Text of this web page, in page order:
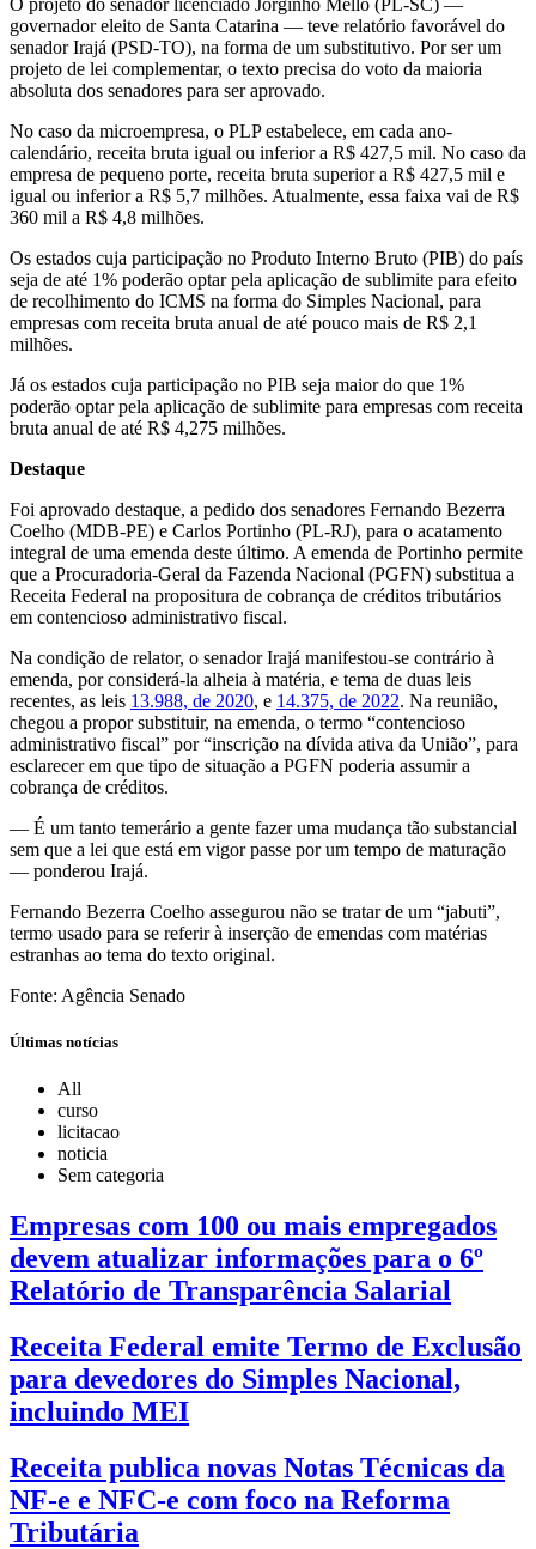
governador eleito de Santa Catarina — teve relatório favorável do
senador Irajá (PSD-TO), na forma de um substitutivo. Por ser um
projeto de lei complementar, o texto precisa do voto da maioria
absoluta dos senadores para ser aprovado.
No caso da microempresa, o PLP estabelece, em cada ano-
calendário, receita bruta igual ou inferior a R$ 427,5 mil. No caso da
empresa de pequeno porte, receita bruta superior a R$ 427,5 mil e
igual ou inferior a R$ 5,7 milhões. Atualmente, essa faixa vai de R$
360 mil a R$ 4,8 milhões.
Os estados cuja participação no Produto Interno Bruto (PIB) do país
seja de até 1% poderão optar pela aplicação de sublimite para efeito
de recolhimento do ICMS na forma do Simples Nacional, para
empresas com receita bruta anual de até pouco mais de R$ 2,1
milhões.
Já os estados cuja participação no PIB seja maior do que 1%
poderão optar pela aplicação de sublimite para empresas com receita
bruta anual de até R$ 4,275 milhões.
Destaque
Foi aprovado destaque, a pedido dos senadores Fernando Bezerra
Coelho (MDB-PE) e Carlos Portinho (PL-RJ), para o acatamento
integral de uma emenda deste último. A emenda de Portinho permite
que a Procuradoria-Geral da Fazenda Nacional (PGFN) substitua a
Receita Federal na propositura de cobrança de créditos tributários
em contencioso administrativo fiscal.
Na condição de relator, o senador Irajá manifestou-se contrário à
emenda, por considerá-la alheia à matéria, e tema de duas leis
recentes, as leis 13.988, de 2020, e 14.375, de 2022. Na reunião,
chegou a propor substituir, na emenda, o termo “contencioso
administrativo fiscal” por “inscrição na dívida ativa da União”, para
esclarecer em que tipo de situação a PGFN poderia assumir a
cobrança de créditos.
— É um tanto temerário a gente fazer uma mudança tão substancial
sem que a lei que está em vigor passe por um tempo de maturação
— ponderou Irajá.
Fernando Bezerra Coelho assegurou não se tratar de um “jabuti”,
termo usado para se referir à inserção de emendas com matérias
estranhas ao tema do texto original.
Fonte: Agência Senado
Últimas notícias
All
curso
licitacao
noticia
Sem categoria
Empresas com 100 ou mais empregados
devem atualizar informações para o 6º
Relatório de Transparência Salarial
Receita Federal emite Termo de Exclusão
para devedores do Simples Nacional,
incluindo MEI
Receita publica novas Notas Técnicas da
NF-e e NFC-e com foco na Reforma
Tributária